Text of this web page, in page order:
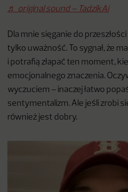
♬ original sound – TadzikAi
Dla mnie sięganie do
tylko uważność. To sygnał, że
i potrafią złapać ten moment,
emocjonalnego znaczenia.
wyczuciem – inaczej łatwo
sentymentalizm. Ale jeśli zrobi
również jest dobry.